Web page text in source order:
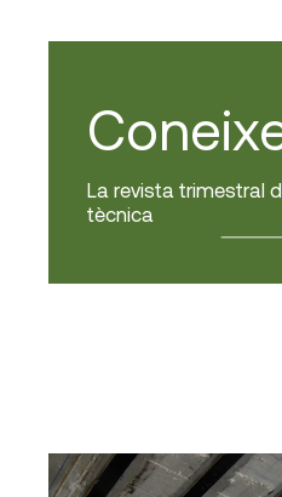
La revista trimestral
tècnica